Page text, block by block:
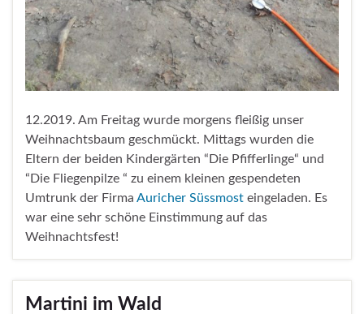
12.2019. Am Freitag wurde morgens fleißig unser
Weihnachtsbaum geschmückt. Mittags wurden die
Eltern der beiden Kindergärten “Die Pfifferlinge“ und
“Die Fliegenpilze “ zu einem kleinen gespendeten
Umtrunk der Firma Auricher Süssmost eingeladen. Es
war eine sehr schöne Einstimmung auf das
Weihnachtsfest!
Martini im Wald